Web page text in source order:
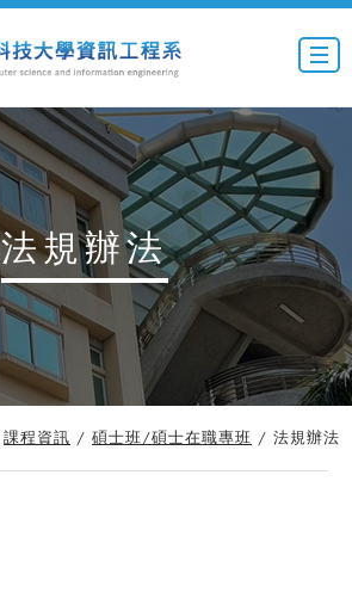
法規辦法
課程資訊 / 碩士班/碩士在職專班 / 法規辦法